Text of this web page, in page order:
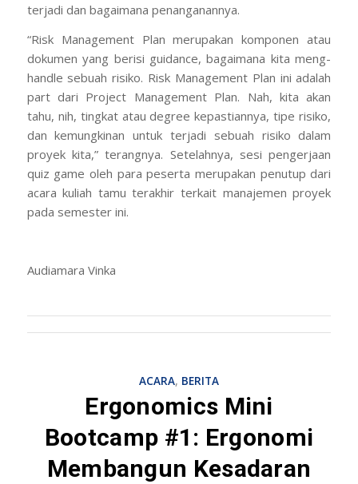
terjadi dan bagaimana penanganannya.
“Risk Management Plan merupakan komponen atau
dokumen yang berisi guidance, bagaimana kita meng-
handle sebuah risiko. Risk Management Plan ini adalah
partdari Project Management Plan. Nah, kita akan
tahu, nih, tingkat ataudegree kepastiannya, tipe risiko,
dan kemungkinan untuk terjadi sebuah risiko dalam
proyek kita,” terangnya. Setelahnya, sesi pengerjaan
quiz game oleh para peserta merupakan penutup dari
acara kuliah tamu terakhir terkait manajemen proyek
pada semester ini.
Audiamara Vinka
ACARA, BERITA
Ergonomics Mini
Bootcamp #1: Ergonomi
Membangun Kesadaran